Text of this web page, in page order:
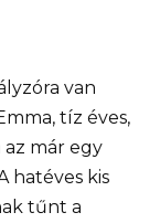
van
tíz éves,
már egy
hatéves kis
tűnt a